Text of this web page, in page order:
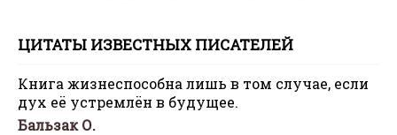
ЦИТАТЫ ИЗВЕСТНЫХ ПИСАТЕЛЕЙ
Книга жизнеспособна лишь в том случае, если
дух её устремлён в будущее.
Бальзак О.